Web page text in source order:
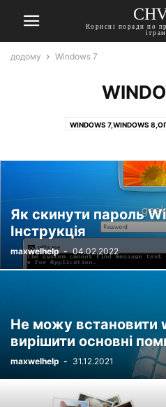
Корисні поради по
іграм
додому Windows 7
WINDOWS 7,WINDOWS
WINDOWS 7,ОПЕРАЦІЙНІ
WINDOWS
Як скинути пароль
Інструкція
maxwelhelp - 04.02.2022
Не можу встановити
вирішити основні
maxwelhelp - 31.12.2021